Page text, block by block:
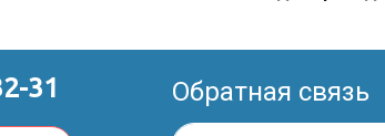
31 Обратная связь